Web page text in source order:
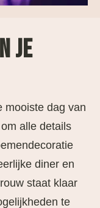
JE
mooiste dag van
alle details
diner en
staat klaar
te